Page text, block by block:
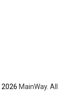
2026 MainWay. All